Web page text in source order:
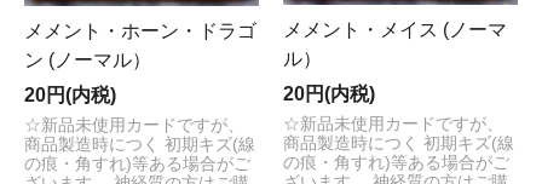
メメント・ホーン・ドラゴ
ン (ノーマル）
20円(内税)
☆新品未使用カードですが、
商品製造時につく 初期キズ(線
の痕・角すれ)等ある場合がご
メメント・メイス (ノーマ
ル）
20円(内税)
☆新品未使用カードですが、
商品製造時につく 初期キズ(線
の痕・角すれ)等ある場合がご